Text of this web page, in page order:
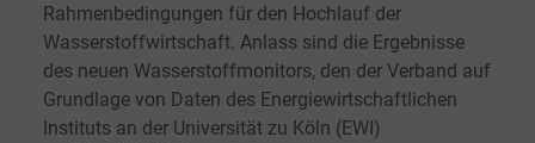
Rahmenbedingungen für den Hochlauf der
Wasserstoffwirtschaft. Anlass sind die Ergebnisse
des neuen Wasserstoffmonitors, den der Verband auf
Grundlage von Daten des Energiewirtschaftlichen
Instituts an der Universität zu Köln (EWI)